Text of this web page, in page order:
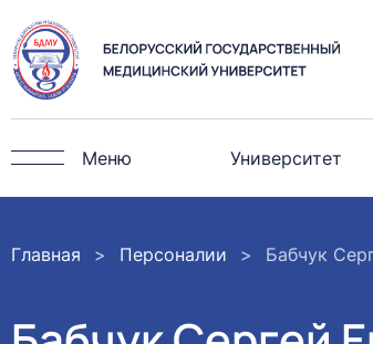
Меню Университет
Главная Персоналии Бабчук